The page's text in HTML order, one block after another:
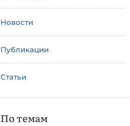
Новости
Публикации
Статьи
По темам